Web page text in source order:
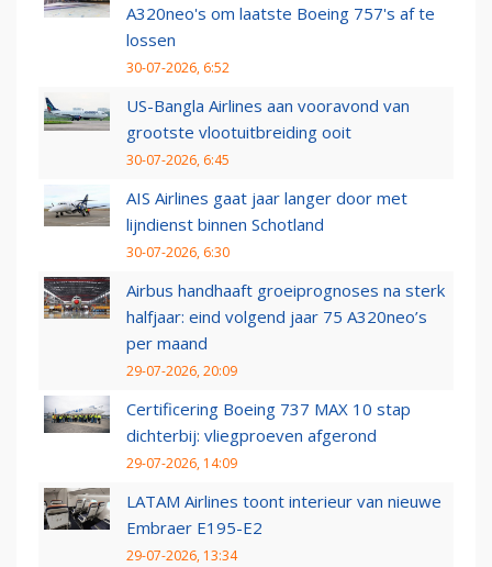
A320neo's om laatste Boeing 757's af te
lossen
30-07-2026, 6:52
US-Bangla Airlines aan vooravond van
grootste vlootuitbreiding ooit
30-07-2026, 6:45
AIS Airlines gaat jaar langer door met
lijndienst binnen Schotland
30-07-2026, 6:30
Airbus handhaaft groeiprognoses na sterk
halfjaar: eind volgend jaar 75 A320neo’s
per maand
29-07-2026, 20:09
Certificering Boeing 737 MAX 10 stap
dichterbij: vliegproeven afgerond
29-07-2026, 14:09
LATAM Airlines toont interieur van nieuwe
Embraer E195-E2
29-07-2026, 13:34